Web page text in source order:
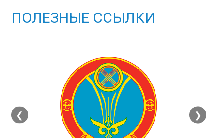
ПОЛЕЗНЫЕ ССЫЛКИ
❮ ❯